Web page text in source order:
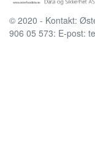
© 2020 - Kontakt:
906 05 573: E-post: